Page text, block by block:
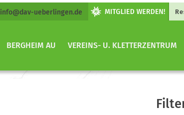
info@dav-ueberlingen.de
BERGHEIM AU VEREINS- U. KLETTERZENTRUM